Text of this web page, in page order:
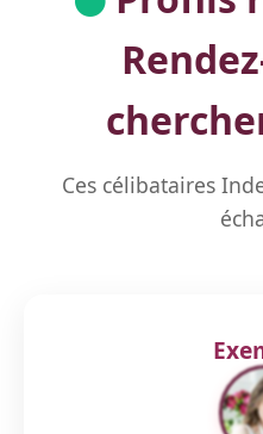
Ces célibataires